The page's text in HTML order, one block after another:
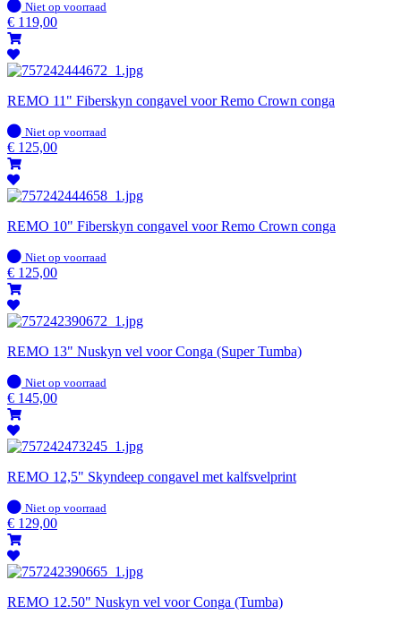
Op
voorraad
Niet op voorraad
€ 119,00
REMO 11" Fiberskyn congavel voor Remo Crown conga
Op
voorraad
Niet op voorraad
€ 125,00
REMO 10" Fiberskyn congavel voor Remo Crown conga
Op
voorraad
Niet op voorraad
€ 125,00
REMO 13" Nuskyn vel voor Conga (Super Tumba)
Op
voorraad
Niet op voorraad
€ 145,00
REMO 12,5" Skyndeep congavel met kalfsvelprint
Op
voorraad
Niet op voorraad
€ 129,00
REMO 12.50" Nuskyn vel voor Conga (Tumba)